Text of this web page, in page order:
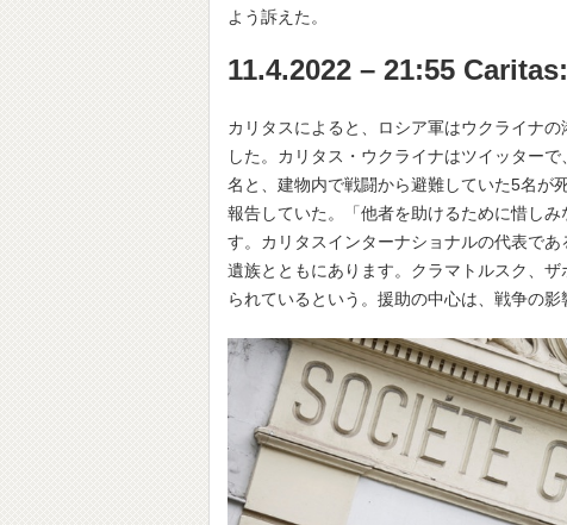
よう訴えた。
11.4.2022 – 21:55
カリタスによると、ロシア軍はウクライナ
した。カリタス・ウクライナはツイッター
名と、建物内で戦闘から避難していた5名が
報告していた。「他者を助けるために惜し
す。カリタスインターナショナルの代表で
遺族とともにあります。クラマトルスク、
られているという。援助の中心は、戦争の